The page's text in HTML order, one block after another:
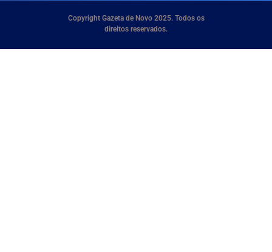
Copyright Gazeta de Novo 2025. Todos os
direitos reservados.